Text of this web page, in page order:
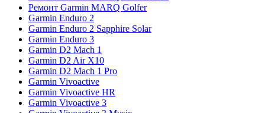
Ремонт Garmin MARQ Golfer
Garmin Enduro 2
Garmin Enduro 2 Sapphire Solar
Garmin Enduro 3
Garmin D2 Mach 1
Garmin D2 Air X10
Garmin D2 Mach 1 Pro
Garmin Vivoactive
Garmin Vivoactive HR
Garmin Vivoactive 3